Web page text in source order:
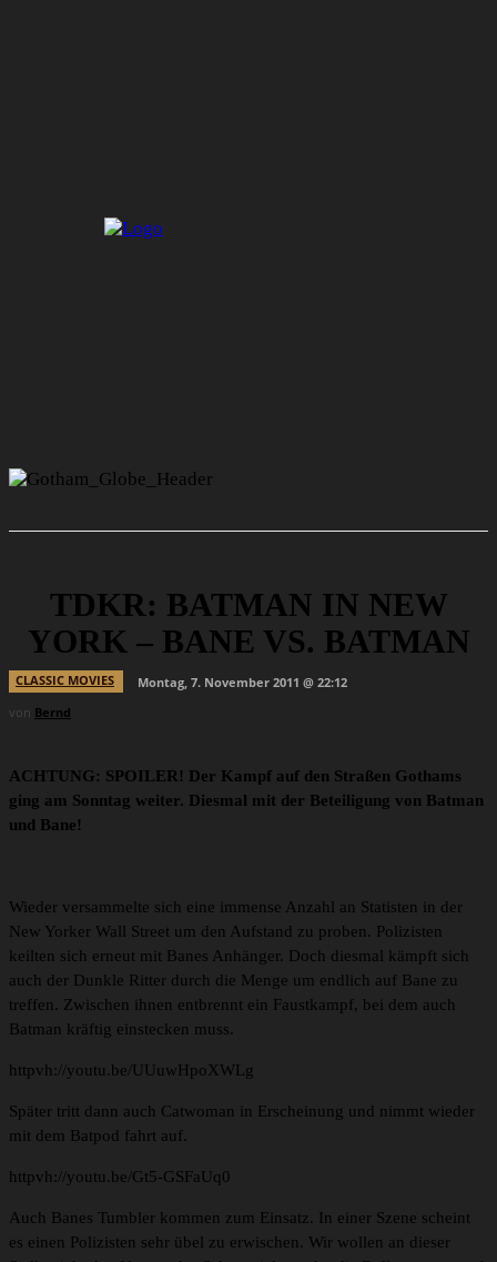
TDKR: BATMAN IN NEW
YORK – BANE VS. BATMAN
CLASSIC MOVIES
Montag, 7. November 2011 @ 22:12
von Bernd
ACHTUNG: SPOILER! Der Kampf auf den Straßen Gothams
ging am Sonntag weiter. Diesmal mit der Beteiligung von Batman
und Bane!
Wieder versammelte sich eine immense Anzahl an Statisten in der
New Yorker Wall Street um den Aufstand zu proben. Polizisten
keilten sich erneut mit Banes Anhänger. Doch diesmal kämpft sich
auch der Dunkle Ritter durch die Menge um endlich auf Bane zu
treffen. Zwischen ihnen entbrennt ein Faustkampf, bei dem auch
Batman kräftig einstecken muss.
httpvh://youtu.be/UUuwHpoXWLg
Später tritt dann auch Catwoman in Erscheinung und nimmt wieder
mit dem Batpod fahrt auf.
httpvh://youtu.be/Gt5-GSFaUq0
Auch Banes Tumbler kommen zum Einsatz. In einer Szene scheint
es einen Polizisten sehr übel zu erwischen. Wir wollen an dieser